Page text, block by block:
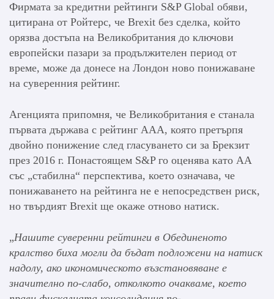
Фирмата за кредитни рейтинги S&P Global обяви,
цитирана от Ройтерс, че Brexit без сделка, който
орязва достъпа на Великобритания до ключови
европейски пазари за продължителен период от
време, може да донесе на Лондон ново понижаване
на суверенния рейтинг.
Агенцията припомня, че Великобритания е станала
първата държава с рейтинг AAA, която претърпя
двойно понижение след гласуването си за Брекзит
през 2016 г. Понастоящем S&P го оценява като AA
със „стабилна“ перспектива, което означава, че
понижаването на рейтинга не е непосредствен риск,
но твърдият Brexit ще окаже отново натиск.
„Нашите суверенни рейтинги в Обединеното
кралство биха могли да бъдат подложени на натиск
надолу, ако икономическото възстановяване е
значително по-слабо, отколкото очакваме, което